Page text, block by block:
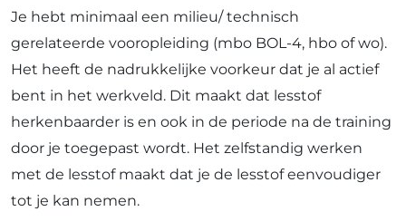
Je hebt minimaal een milieu/ technisch
gerelateerde vooropleiding (mbo BOL-4, hbo of wo).
Het heeft de nadrukkelijke voorkeur dat je al actief
bent in het werkveld. Dit maakt dat lesstof
herkenbaarder is en ook in de periode na de training
door je toegepast wordt. Het zelfstandig werken
met de lesstof maakt dat je de lesstof eenvoudiger
tot je kan nemen.